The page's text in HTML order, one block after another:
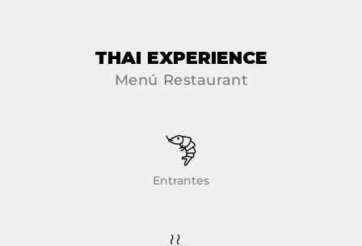
THAI EXPERIENCE
Menú Restaurant
Entrantes